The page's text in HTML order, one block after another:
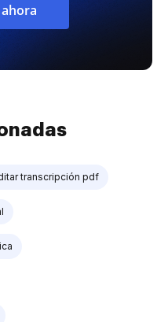
transcripción pdf